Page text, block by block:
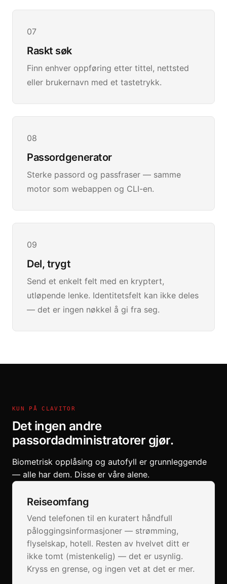
07
Raskt søk
Finn enhver oppføring etter tittel, nettsted
eller brukernavn med et tastetrykk.
08
Passordgenerator
Sterke passord og passfraser — samme
motor som webappen og CLI-en.
09
Del, trygt
Send et enkelt felt med en kryptert,
utløpende lenke. Identitetsfelt kan ikke deles
— det er ingen nøkkel å gi fra seg.
KUN PÅ CLAVITOR
Det ingen andre
passordadministratorer gjør.
Biometrisk opplåsing og autofyll er grunnleggende
— alle har dem. Disse er våre alene.
Reiseomfang
Vend telefonen til en kuratert håndfull
påloggingsinformasjoner — strømming,
flyselskap, hotell. Resten av hvelvet ditt er
ikke tomt (mistenkelig) — det er usynlig.
Kryss en grense, og ingen vet at det er mer.